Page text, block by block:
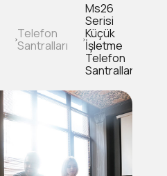
Telefon
Santralları
Ms26
Serisi
Küçük
İşletme
Telefon
Santralları